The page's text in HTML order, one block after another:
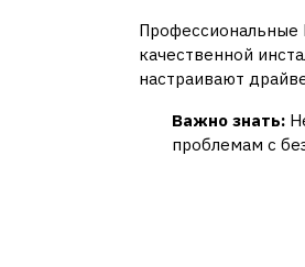
качественной
настраивают
Важно знать:
проблемам с